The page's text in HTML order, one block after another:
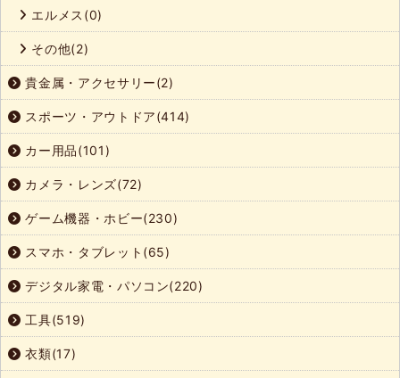
エルメス(0)
その他(2)
貴金属・アクセサリー(2)
スポーツ・アウトドア(414)
カー用品(101)
カメラ・レンズ(72)
ゲーム機器・ホビー(230)
スマホ・タブレット(65)
デジタル家電・パソコン(220)
工具(519)
衣類(17)